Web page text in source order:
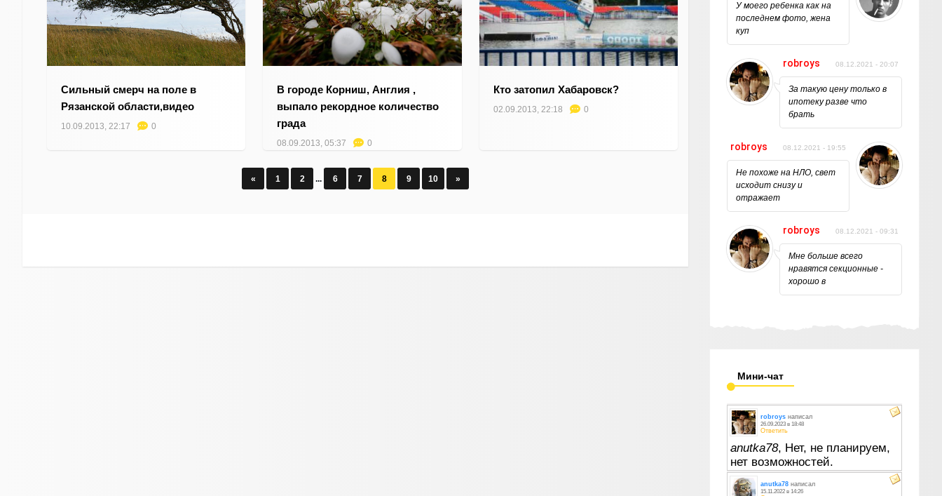
Сильный смерч на поле в
Рязанской области,видео
10.09.2013, 22:17 0
В городе Корниш, Англия ,
выпало рекордное количество
града
08.09.2013, 05:37 0
Кто затопил Хабаровск?
02.09.2013, 22:18 0
« 1 2 ... 6 7 8 9 10 »
У моего ребенка как на
последнем фото, жена
куп
robroys 08.12.2021 - 20:07
За такую цену только в
ипотеку разве что
брать
robroys 08.12.2021 - 19:55
Не похоже на НЛО, свет
исходит снизу и
отражает
robroys 08.12.2021 - 09:31
Мне больше всего
нравятся секционные -
хорошо в
Мини-чат